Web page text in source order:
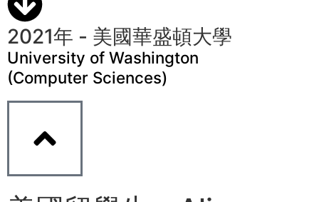
2021年 - 美國華盛頓大學
University of Washington
(Computer Sciences)